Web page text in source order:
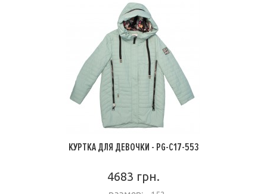
КУРТКА ДЛЯ ДЕВОЧКИ - PG-C17-553
4683 грн.